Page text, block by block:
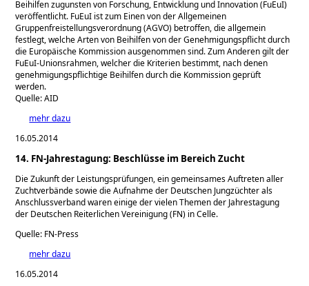
Beihilfen zugunsten von Forschung, Entwicklung und Innovation (FuEuI)
veröffentlicht. FuEuI ist zum Einen von der Allgemeinen
Gruppenfreistellungsverordnung (AGVO) betroffen, die allgemein
festlegt, welche Arten von Beihilfen von der Genehmigungspflicht durch
die Europäische Kommission ausgenommen sind. Zum Anderen gilt der
FuEuI-Unionsrahmen, welcher die Kriterien bestimmt, nach denen
genehmigungspflichtige Beihilfen durch die Kommission geprüft
werden.
Quelle: AID
mehr dazu
16.05.2014
14. FN-Jahrestagung: Beschlüsse im Bereich Zucht
Die Zukunft der Leistungsprüfungen, ein gemeinsames Auftreten aller
Zuchtverbände sowie die Aufnahme der Deutschen Jungzüchter als
Anschlussverband waren einige der vielen Themen der Jahrestagung
der Deutschen Reiterlichen Vereinigung (FN) in Celle.
Quelle: FN-Press
mehr dazu
16.05.2014